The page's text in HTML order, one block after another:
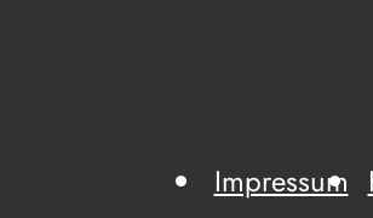
Impressum